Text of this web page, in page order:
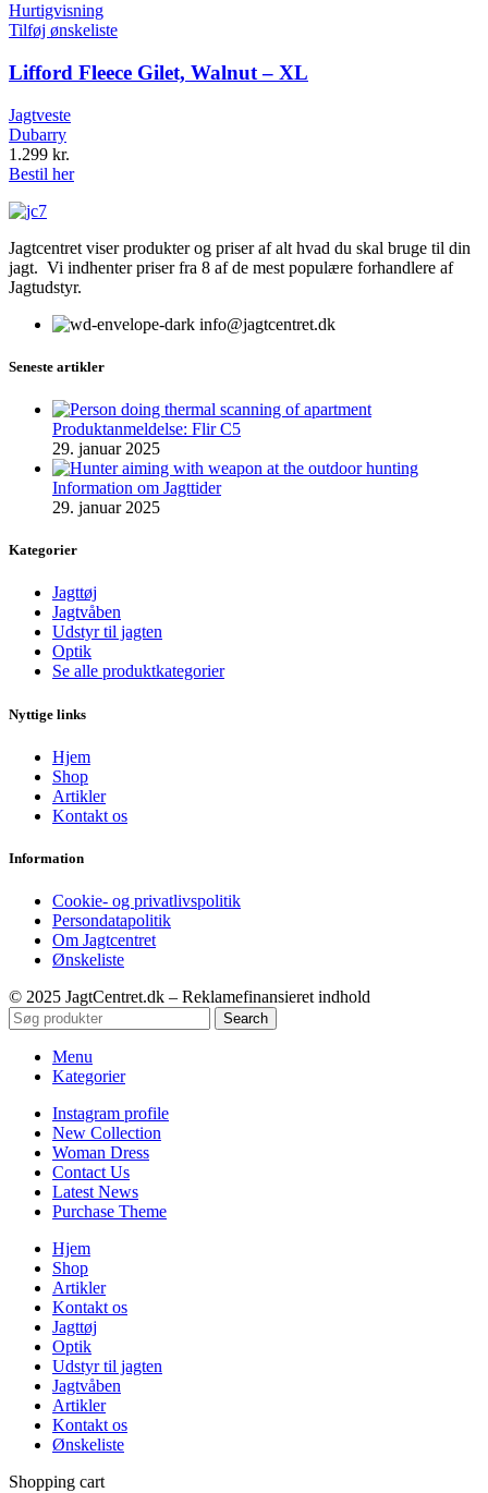
Hurtigvisning
Tilføj ønskeliste
Lifford Fleece Gilet, Walnut – XL
Jagtveste
Dubarry
1.299 kr.
Bestil her
Jagtcentret viser produkter og priser af alt hvad du skal bruge til din
jagt. Vi indhenter priser fra 8 af de mest populære forhandlere af
Jagtudstyr.
info@jagtcentret.dk
Seneste artikler
Produktanmeldelse: Flir C5
29. januar 2025
Information om Jagttider
29. januar 2025
Kategorier
Jagttøj
Jagtvåben
Udstyr til jagten
Optik
Se alle produktkategorier
Nyttige links
Hjem
Shop
Artikler
Kontakt os
Information
Cookie- og privatlivspolitik
Persondatapolitik
Om Jagtcentret
Ønskeliste
© 2025 JagtCentret.dk – Reklamefinansieret indhold
Search
Menu
Kategorier
Instagram profile
New Collection
Woman Dress
Contact Us
Latest News
Purchase Theme
Hjem
Shop
Artikler
Kontakt os
Jagttøj
Optik
Udstyr til jagten
Jagtvåben
Artikler
Kontakt os
Ønskeliste
Shopping cart